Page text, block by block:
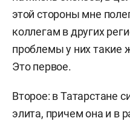
этой стороны мне
коллегам в других
проблемы у них такие
Это первое.
Второе: в Татарстане
элита, причем она и в